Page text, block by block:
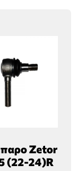
Zetor
(22-24)R